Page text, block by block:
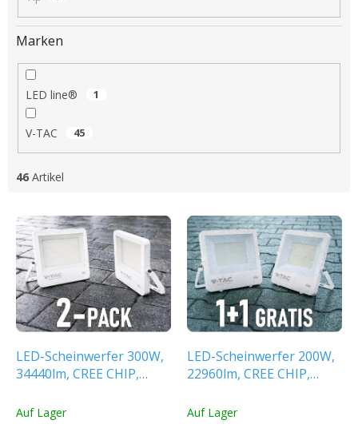
Marken
LED line® 1
V-TAC 45
46 Artikel
d
LED-Scheinwerfer 300W,
34440lm, CREE CHIP,
Auf Lager
LED-Scheinwerfer 200W,
22960lm, CREE CHIP,
Auf Lager